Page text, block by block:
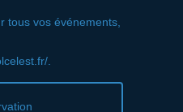
tous vos événements,
.